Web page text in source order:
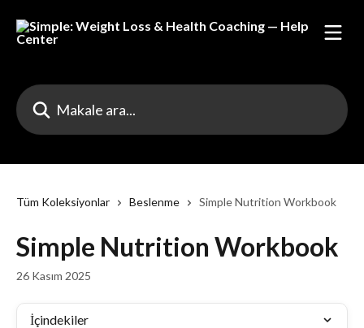
Makale ara...
Tüm Koleksiyonlar Beslenme Simple Nutrition Workbook
Simple Nutrition Workbook
26 Kasım 2025
İçindekiler